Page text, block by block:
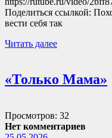
Поделиться ссылкой:
вести себя так
Читать далее
«Только Мама»
Просмотров: 32
Нет комментариев